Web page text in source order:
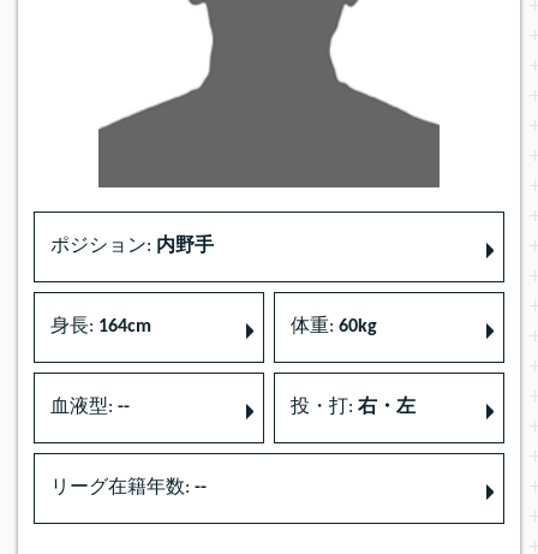
ポジション: 内野手
身長: 164cm 体重: 60kg
血液型: -- 投・打: 右・左
リーグ在籍年数: --